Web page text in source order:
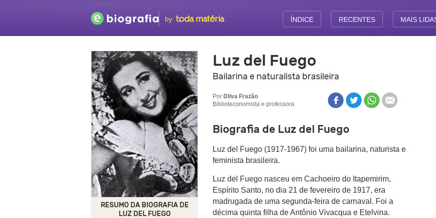
by ÍNDICE RECENTES MAIS
Luz del Fuego
Bailarina e naturalista brasileira
Por Dilva Frazão
Biblioteconomista e professora
Biografia de Luz del Fuego
Luz del Fuego (1917-1967) foi uma bailarina, naturista e
feminista brasileira.
Luz del Fuego nasceu em Cachoeiro do Itapemirim,
Espírito Santo, no dia 21 de fevereiro de 1917, era
madrugada de uma segunda-feira de carnaval. Foi a
décima quinta filha de Antônio Vivacqua e Etelvina.
RESUMO DA BIOGRAFIA DE
LUZ DEL FUEGO